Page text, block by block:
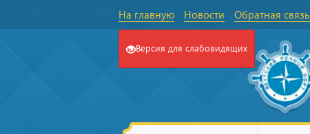
На главную Новости Обратная связь
Версия для слабовидящих